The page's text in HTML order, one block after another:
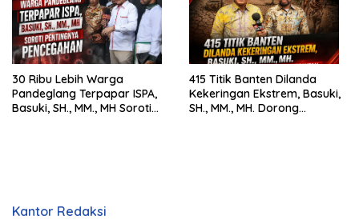
30 Ribu Lebih Warga
Pandeglang Terpapar ISPA,
Basuki, SH., MM., MH Soroti
415 Titik Banten Dilanda
Kekeringan Ekstrem, Basuki,
SH., MM., MH. Dorong
Kantor Redaksi